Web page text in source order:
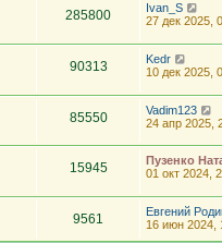
285800
Ivan_S
27 дек 2025,
90313
Kedr
10 дек 2025,
85550
Vadim123
24 апр 2025,
15945
Пузенко
01 окт 2024,
9561
Евгений
16 июн 2024,